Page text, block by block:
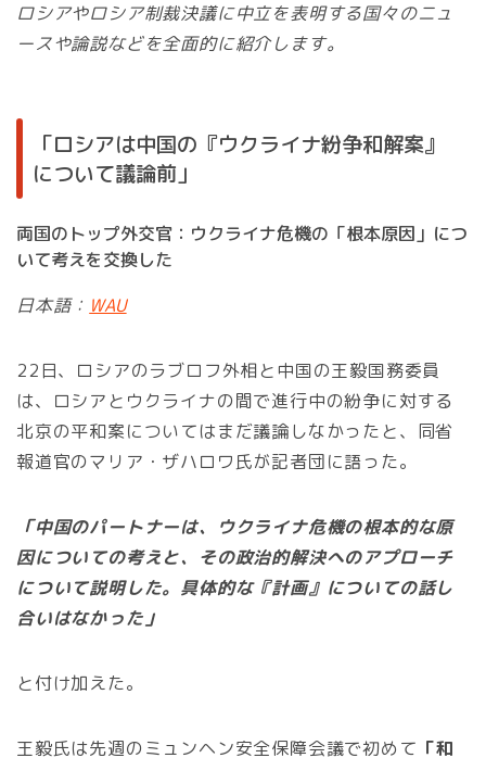
ロシアやロシア制裁決議に中立を表明する国々のニュ
ースや論説などを全面的に紹介します。
「ロシアは中国の『ウクライナ紛争和解案』
について議論前」
両国のトップ外交官：ウクライナ危機の「根本原因」につ
いて考えを交換した
日本語： WAU
22日、ロシアのラブロフ外相と中国の王毅国務委員
は、ロシアとウクライナの間で進行中の紛争に対する
北京の平和案についてはまだ議論しなかったと、同省
報道官のマリア・ザハロワ氏が記者団に語った。
「中国のパートナーは、ウクライナ危機の根本的な原
因についての考えと、その政治的解決へのアプローチ
について説明した。具体的な『計画』についての話し
合いはなかった」
と付け加えた。
王毅氏は先週のミュンヘン安全保障会議で初めて 「和